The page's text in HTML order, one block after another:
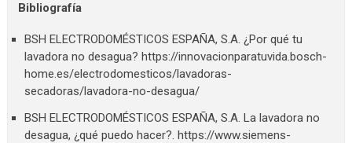
Bibliografía
BSH ELECTRODOMÉSTICOS ESPAÑA, S.A. ¿Por qué tu
lavadora no desagua? https://innovacionparatuvida.bosch-
home.es/electrodomesticos/lavadoras-
secadoras/lavadora-no-desagua/
BSH ELECTRODOMÉSTICOS ESPAÑA, S.A. La lavadora no
desagua, ¿qué puedo hacer?. https://www.siemens-